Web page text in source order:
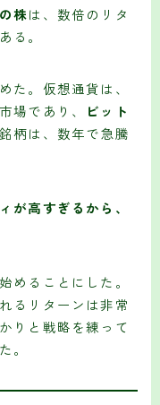
株は、数倍のリタ
る。
た。仮想通貨は、
場であり、
ビット
柄は、数年で急騰
が高すぎるから、
めることにした。
るリターンは非常
りと戦略を練って
。